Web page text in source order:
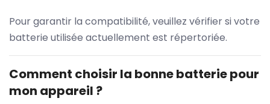
Pour garantir la compatibilité, veuillez vérifier si votre
batterie utilisée actuellement est répertoriée.
Comment choisir la bonne batterie pour
mon appareil ?